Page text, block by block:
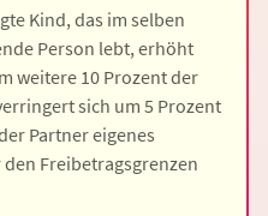
Kind, das im selben
Person lebt, erhöht
weitere 10 Prozent der
sich um 5 Prozent
Partner eigenes
Freibetragsgrenzen